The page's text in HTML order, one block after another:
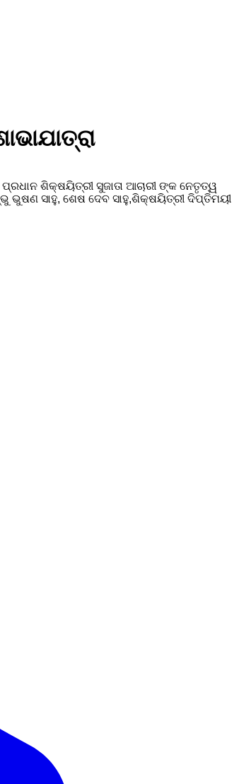
ଶିକ୍ଷୟିତ୍ରୀ ସୁଜାତା ଆଚାରୀ ଙ୍କ ନେତୃତ୍ୱ
ଭୁଷଣ ସାହୁ, ଶେଷ ଦେବ ସାହୁ,ଶିକ୍ଷୟିତ୍ରୀ ଦିପ୍ତିମୟୀ